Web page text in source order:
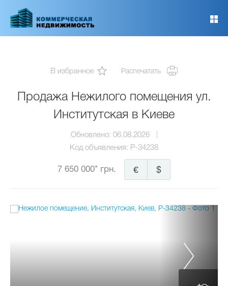
основному
В избранное Распечатать
Продажа Нежилого помещения ул.
Институтская в Киеве
Обновлено: 06.08.2026
Код объявления: P-34238
7 650 000* грн. $
€